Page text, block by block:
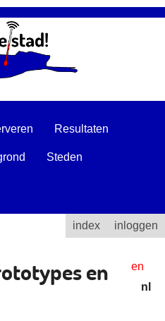
Resultaten
Steden
index inloggen
en
en
nl